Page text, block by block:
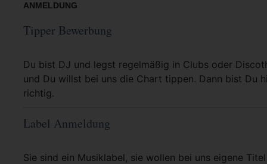
ANMELDUNG
Tipper Bewerbung
Du bist DJ und legst regelmäßig in Clubs oder
und Du willst bei uns die Chart tippen. Dann bist Du
richtig.
Mehr Info
Label Anmeldung
Sie sind ein Musiklabel, sie wollen bei uns eigene
Mehr Info